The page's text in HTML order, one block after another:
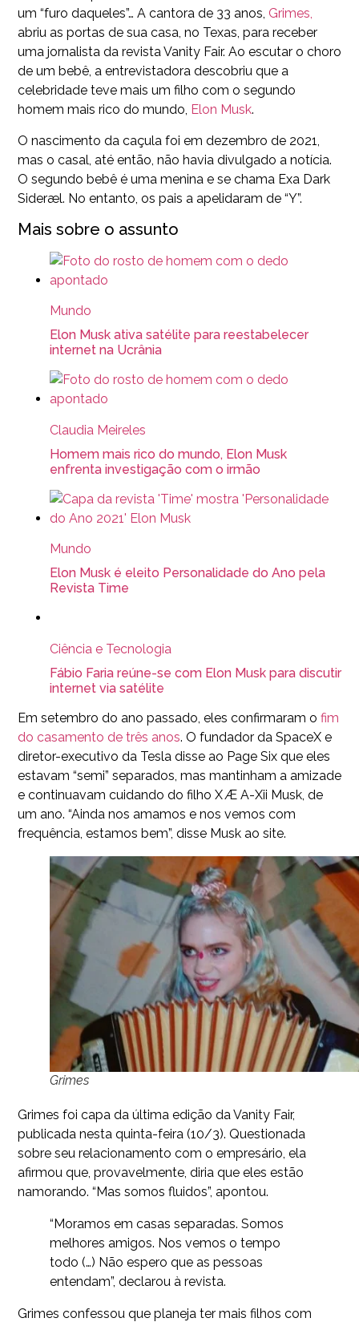
um “furo daqueles”… A cantora de 33 anos, Grimes,
abriu as portas de sua casa, no Texas, para receber
uma jornalista da revista Vanity Fair. Ao escutar o choro
de um bebê, a entrevistadora descobriu que a
celebridade teve mais um filho com o segundo
homem mais rico do mundo, Elon Musk.
O nascimento da caçula foi em dezembro de 2021,
mas o casal, até então, não havia divulgado a notícia.
O segundo bebê é uma menina e se chama Exa Dark
Sideræl. No entanto, os pais a apelidaram de “Y”.
Mais sobre o assunto
Mundo
Elon Musk ativa satélite para reestabelecer
internet na Ucrânia
Claudia Meireles
Homem mais rico do mundo, Elon Musk
enfrenta investigação com o irmão
Mundo
Elon Musk é eleito Personalidade do Ano pela
Revista Time
Ciência e Tecnologia
Fábio Faria reúne-se com Elon Musk para discutir
internet via satélite
Em setembro do ano passado, eles confirmaram o fim
do casamento de três anos. O fundador da SpaceX e
diretor-executivo da Tesla disse ao Page Six que eles
estavam “semi” separados, mas mantinham a amizade
e continuavam cuidando do filho X Æ A-Xii Musk, de
um ano. “Ainda nos amamos e nos vemos com
frequência, estamos bem”, disse Musk ao site.
Grimes
Grimes foi capa da última edição da Vanity Fair,
publicada nesta quinta-feira (10/3). Questionada
sobre seu relacionamento com o empresário, ela
afirmou que, provavelmente, diria que eles estão
namorando. “Mas somos fluidos”, apontou.
“Moramos em casas separadas. Somos
melhores amigos. Nos vemos o tempo
todo (…) Não espero que as pessoas
entendam”, declarou à revista.
Grimes confessou que planeja ter mais filhos com